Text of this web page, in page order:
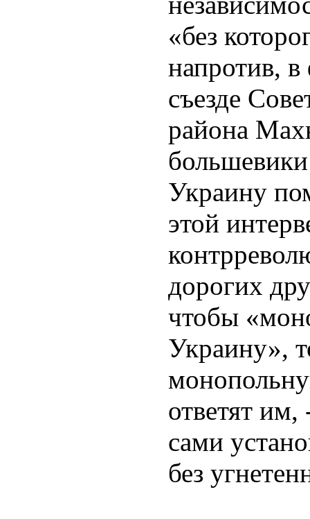
«без
напротив,
съезде
района
Украину
этой
дорогих
чтобы
Украину»,
ответят
сами
без